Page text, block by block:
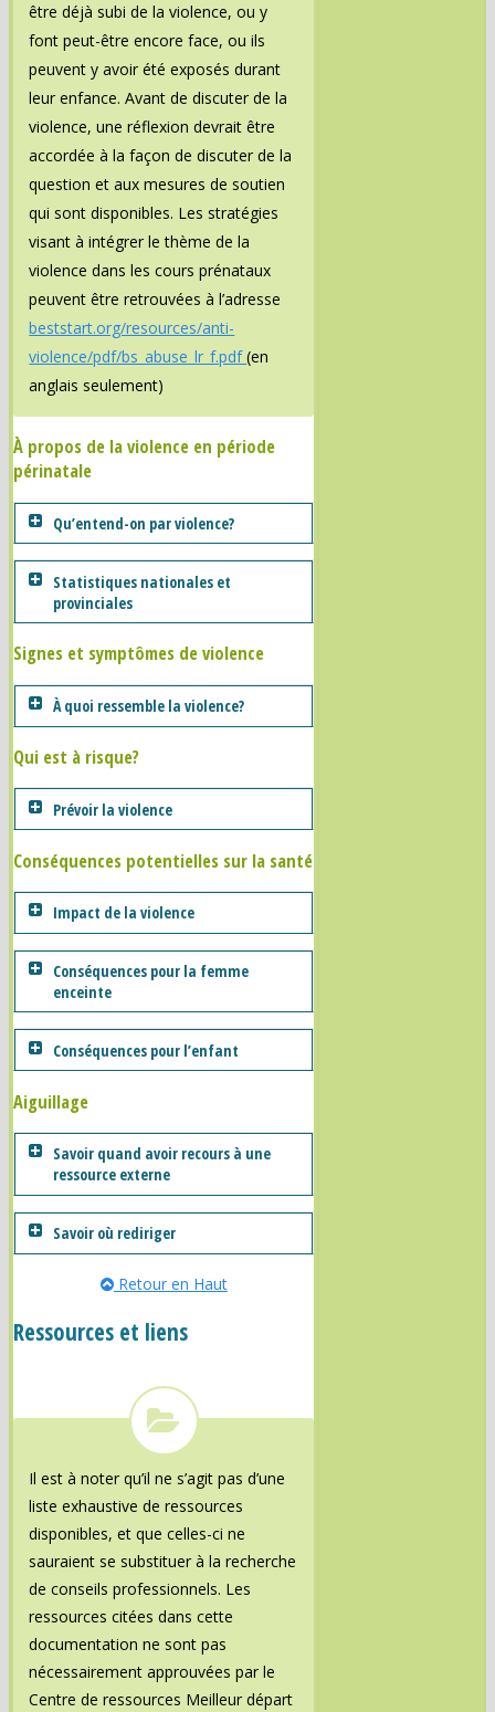
être déjà subi de la violence, ou y
font peut-être encore face, ou ils
peuvent y avoir été exposés durant
leur enfance. Avant de discuter de la
violence, une réflexion devrait être
accordée à la façon de discuter de la
question et aux mesures de soutien
qui sont disponibles. Les stratégies
visant à intégrer le thème de la
violence dans les cours prénataux
peuvent être retrouvées à l’adresse
beststart.org/resources/anti-
violence/pdf/bs_abuse_lr_f.pdf(en
anglais seulement)
À propos de la violence en période
périnatale
Qu’entend-on par violence?
Statistiques nationales et
provinciales
Signes et symptômes de violence
À quoi ressemble la violence?
Qui est à risque?
Prévoir la violence
Conséquences potentielles sur la santé
Impact de la violence
Conséquences pour la femme
enceinte
Conséquences pour l’enfant
Aiguillage
Savoir quand avoir recours à une
ressource externe
Savoir où rediriger
Retour en Haut
Ressources et liens
Il est à noter qu’il ne s’agit pas d’une
liste exhaustive de ressources
disponibles, et que celles-ci ne
sauraient se substituer à la recherche
de conseils professionnels. Les
ressources citées dans cette
documentation ne sont pas
nécessairement approuvées par le
Centre de ressources Meilleur départ